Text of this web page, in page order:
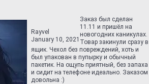
Rayvel
January 10, 2021
Заказ был сделан
11.11 и пришёл на
новогодних каникулах.
Товар закинули сразу в
ящик. Чехол без повреждений, хоть и
был упакован в пупырку и обычный
пакетик. На ощупь приятный, без запаха
и сидит на телефоне идеально. Заказом
довольна :)